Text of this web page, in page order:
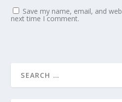
Save my name, email, and
next time I comment.